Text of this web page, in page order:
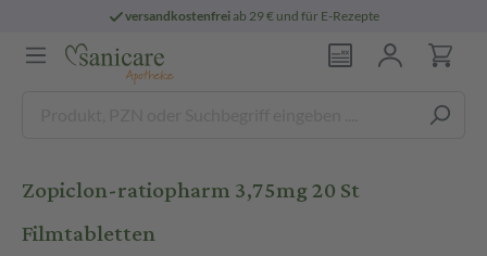
versandkostenfreiab 29 € und für E-Rezepte
Zopiclon-ratiopharm 3,75mg 20 St
Filmtabletten